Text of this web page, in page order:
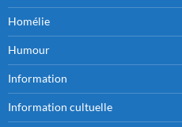
Homélie
Humour
Information
Information cultuelle